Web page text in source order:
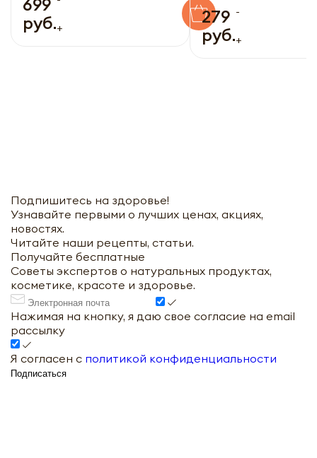
699
руб.+
279
руб.
-
+
Подпишитесь на здоровье!
Узнавайте первыми о лучших ценах, акциях,
новостях.
Читайте наши рецепты, статьи.
Получайте бесплатные
Советы экспертов о натуральных продуктах,
косметике, красоте и здоровье.
Нажимая на кнопку, я даю свое согласие на email
рассылку
Я согласен с политикой конфиденциальности
Подписаться